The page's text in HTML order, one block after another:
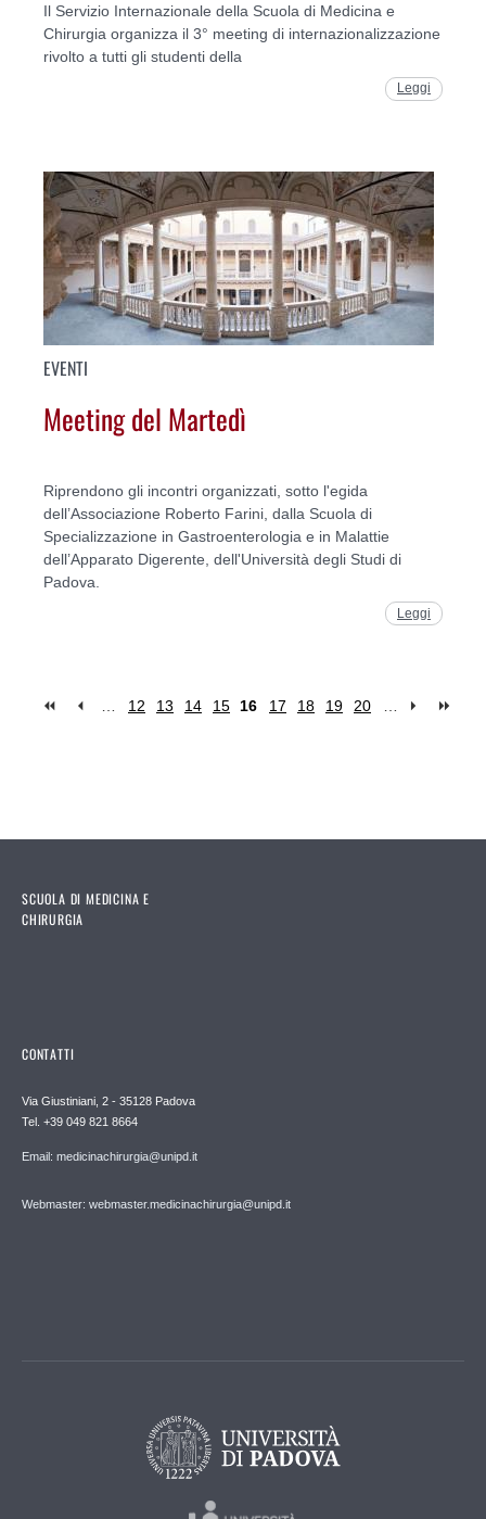
Il Servizio Internazionale della Scuola di Medicina e
Chirurgia organizza il 3° meeting di internazionalizzazione
rivolto a tutti gli studenti della
Leggi
EVENTI
Meeting del Martedì
Riprendono gli incontri organizzati, sotto l'egida
dell’Associazione Roberto Farini, dalla Scuola di
Specializzazione in Gastroenterologia e in Malattie
dell’Apparato Digerente, dell'Università degli Studi di
Padova.
Leggi
… 12 13 14 15 16 17 18 19 20 …
SCUOLA DI MEDICINA E
CHIRURGIA
CONTATTI
Via Giustiniani, 2 - 35128 Padova
Tel. +39 049 821 8664
Email: medicinachirurgia@unipd.it
Webmaster: webmaster.medicinachirurgia@unipd.it